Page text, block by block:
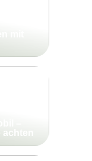
mit
–